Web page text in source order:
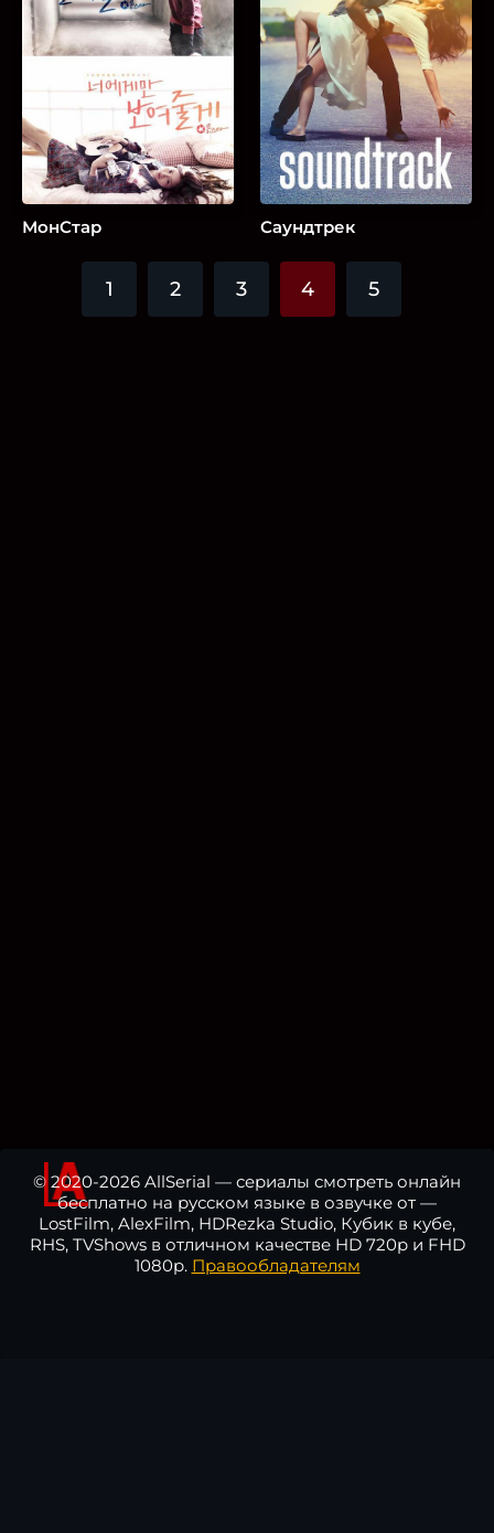
МонСтар Саундтрек
1 2 3 4 5
© 2020-2026 AllSerial — сериалы смотреть онлайн
бесплатно на русском языке в озвучке от —
LostFilm, AlexFilm, HDRezka Studio, Кубик в кубе,
RHS, TVShows в отличном качестве HD 720p и FHD
1080p. Правообладателям